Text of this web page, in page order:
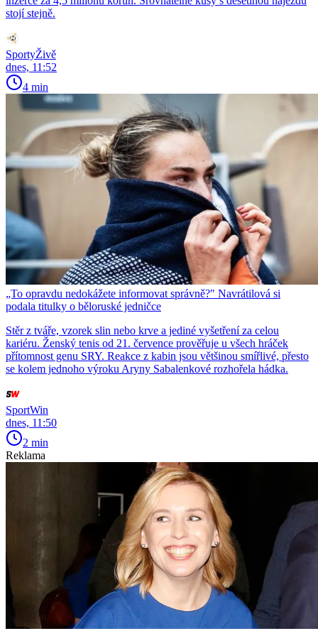
stojí stejně.
SportyŽivě
dnes, 11:52
4 min
„To opravdu nedokážete informovat správně?" Navrátilová si
podala titulky o běloruské jedničce
Stěr z tváře, vzorek slin nebo krve a jediné vyšetření za celou
kariéru. Ženský tenis od 21. července prověřuje u všech hráček
přítomnost genu SRY. Reakce z kabin jsou většinou smířlivé, přesto
se kolem jednoho výroku Aryny Sabalenkové rozhořela hádka.
SportWin
dnes, 11:50
2 min
Reklama